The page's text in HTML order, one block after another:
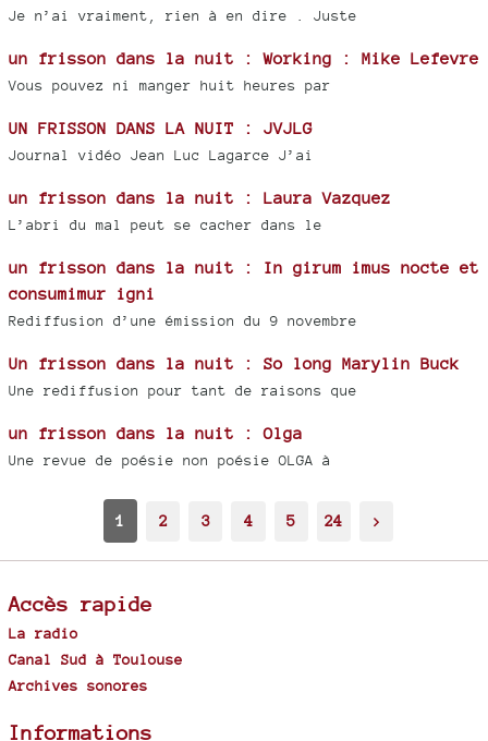
Je n’ai vraiment, rien à en dire . Juste
un frisson dans la nuit : Working : Mike Lefevre
Vous pouvez ni manger huit heures par
UN FRISSON DANS LA NUIT : JVJLG
Journal vidéo Jean Luc Lagarce J’ai
un frisson dans la nuit : Laura Vazquez
L’abri du mal peut se cacher dans le
un frisson dans la nuit : In girum imus nocte et
consumimur igni
Rediffusion d’une émission du 9 novembre
Un frisson dans la nuit : So long Marylin Buck
Une rediffusion pour tant de raisons que
un frisson dans la nuit : Olga
Une revue de poésie non poésie OLGA à
1 2 3 4 5 24 >
Accès rapide
La radio
Canal Sud à Toulouse
Archives sonores
Informations